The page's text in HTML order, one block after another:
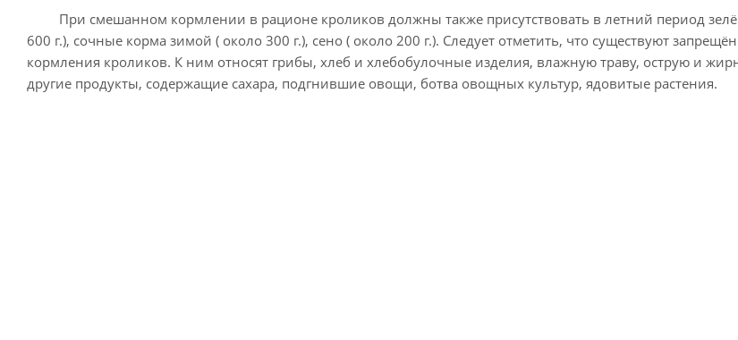
При смешанном кормлении в рационе кроликов должны также присутствовать в летний период
600 г.), сочные корма зимой ( около 300 г.), сено ( около 200 г.). Следует отметить, что существуют
кормления кроликов. К ним относят грибы, хлеб и хлебобулочные изделия, влажную траву, острую и
другие продукты, содержащие сахара, подгнившие овощи, ботва овощных культур, ядовитые растения.